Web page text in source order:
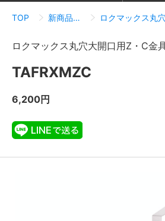
TOP 新商品情報一覧
ロクマックス丸穴大開口用Z・C金
TAFRXMZC
6,200円